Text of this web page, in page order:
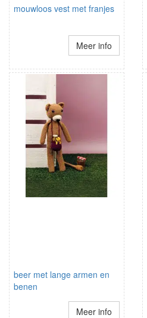
mouwloos vest met franjes
Meer info
beer met lange armen en
benen
Meer info